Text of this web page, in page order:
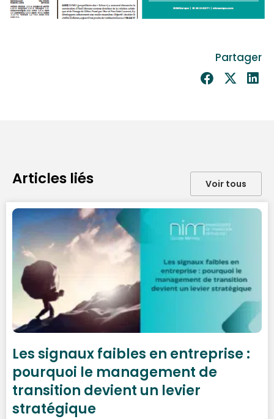
Partager
Articles liés Voir tous
Les signaux faibles en entreprise :
pourquoi le management de
transition devient un levier
stratégique